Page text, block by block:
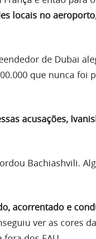
locais no aeroporto
de Dubai
que nunca foi
acusações,
Bachiashvili.
acorrentado e
ver as cores